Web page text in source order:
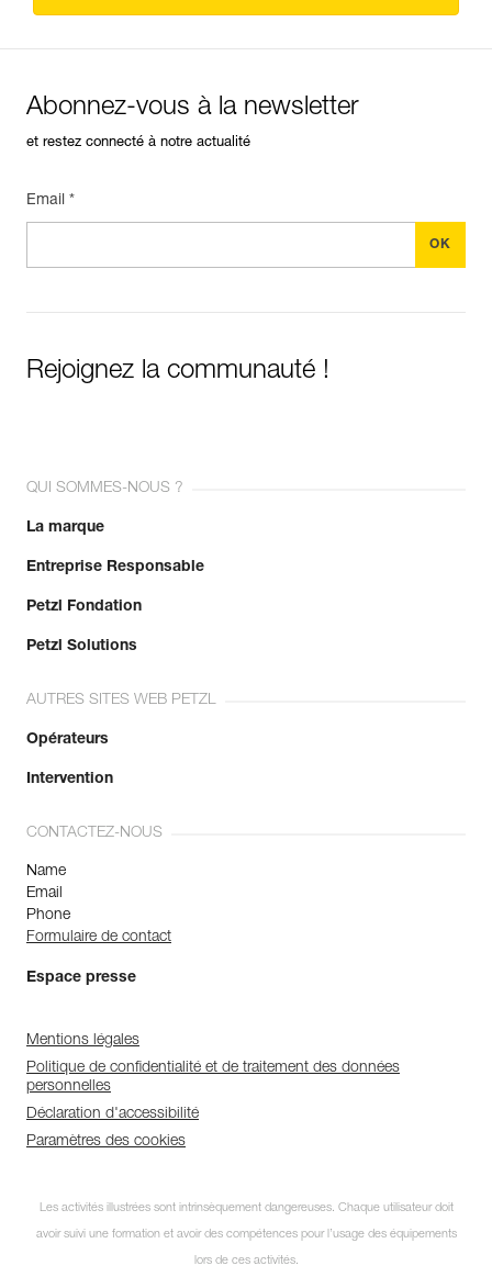
Abonnez-vous à la newsletter
et restez connecté à notre actualité
Email *
Rejoignez la communauté !
QUI SOMMES-NOUS ?
La marque
Entreprise Responsable
Petzl Fondation
Petzl Solutions
AUTRES SITES WEB PETZL
Opérateurs
Intervention
CONTACTEZ-NOUS
Name
Email
Phone
Formulaire de contact
Espace presse
Mentions légales
Politique de confidentialité et de traitement des données
personnelles
Déclaration d'accessibilité
Paramètres des cookies
Les activités illustrées sont intrinsèquement dangereuses. Chaque utilisateur doit
avoir suivi une formation et avoir des compétences pour l’usage des équipements
lors de ces activités.